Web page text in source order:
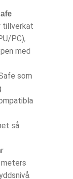
tillverkat
PC),
med
som
så